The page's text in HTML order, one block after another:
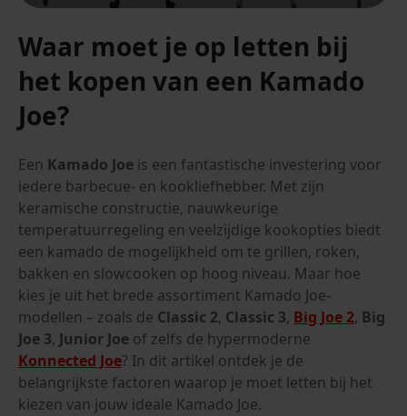
Waar moet je op letten bij
het kopen van een Kamado
Joe?
Een Kamado Joe is een fantastische investering voor
iedere barbecue- en kookliefhebber. Met zijn
keramische constructie, nauwkeurige
temperatuurregeling en veelzijdige kookopties biedt
een kamado de mogelijkheid om te grillen, roken,
bakken en slowcooken op hoog niveau. Maar hoe
kies je uit het brede assortiment Kamado Joe-
modellen – zoals de Classic 2, Classic 3, Big Joe 2, Big
Joe 3, Junior Joe of zelfs de hypermoderne
Konnected Joe? In dit artikel ontdek je de
belangrijkste factoren waarop je moet letten bij het
kiezen van jouw ideale Kamado Joe.